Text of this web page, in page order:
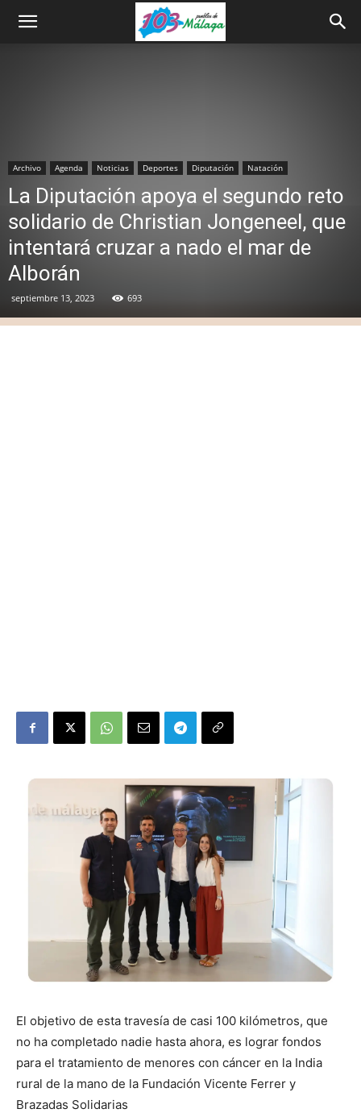
Archivo Agenda Noticias Deportes Diputación Natación
La Diputación apoya el segundo reto
solidario de Christian Jongeneel, que
intentará cruzar a nado el mar de
Alborán
septiembre 13, 2023 693
El objetivo de esta travesía de casi 100 kilómetros, que
no ha completado nadie hasta ahora, es lograr fondos
para el tratamiento de menores con cáncer en la India
rural de la mano de la Fundación Vicente Ferrer y
Brazadas Solidarias